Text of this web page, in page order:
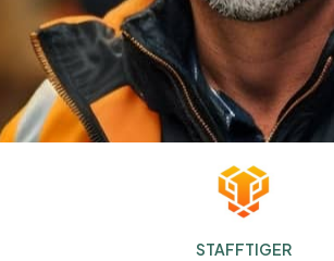
STAFFTIGER